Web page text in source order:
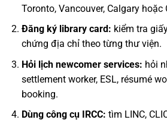
Toronto, Vancouver, Calgary hoặc
Đăng ký library card: kiểm tra
chứng địa chỉ theo từng thư viện.
Hỏi lịch newcomer services: hỏi
settlement worker, ESL, résumé
booking.
Dùng công cụ IRCC: tìm LINC,